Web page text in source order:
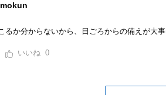
るか分からないから、日ごろからの備えが大
0